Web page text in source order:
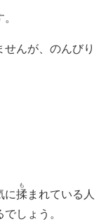
んが、のんびり
に揉
も
まれている人
しょう。